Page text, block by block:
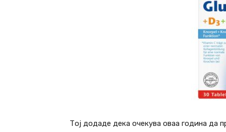
Тој додаде дека очекува оваа година